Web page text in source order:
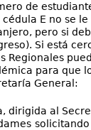
de
E no se
pero si
Si está
Regionales
para que
General:
dirigida al